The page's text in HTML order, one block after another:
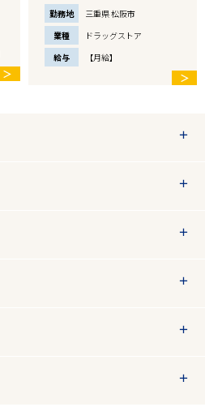
＞
勤務地
三重県 松阪市
業種
ドラッグストア
給与
【月給】
＞